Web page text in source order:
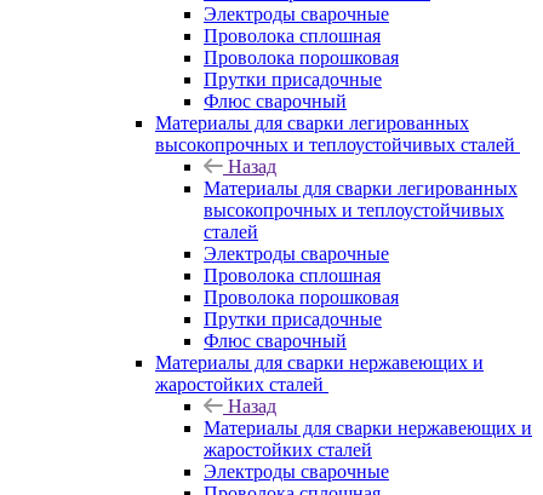
Электроды сварочные
Проволока сплошная
Проволока порошковая
Прутки присадочные
Флюс сварочный
Материалы для сварки легированных
высокопрочных и теплоустойчивых сталей
Назад
Материалы для сварки легированных
высокопрочных и теплоустойчивых
сталей
Электроды сварочные
Проволока сплошная
Проволока порошковая
Прутки присадочные
Флюс сварочный
Материалы для сварки нержавеющих и
жаростойких сталей
Назад
Материалы для сварки нержавеющих и
жаростойких сталей
Электроды сварочные